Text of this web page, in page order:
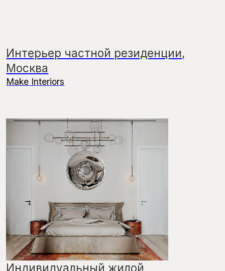
SCANDDYY — это авторский проект
Владимира Фёдорова, основанный на более
чем 20-летнем опыте в интерьерном
бизнесе. Мы создаём отношения
с партнерами и интерьеры, которые
выдерживают время. Поставляем мебель,
свет и декор напрямую от фабрик,
контролируем процесс от подбора
до установки. SCANDDYY — продуманные
решения, которые работают на задачи
бизнеса.